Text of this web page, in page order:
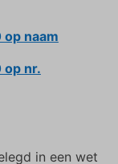
naam
op nr.
in een wet